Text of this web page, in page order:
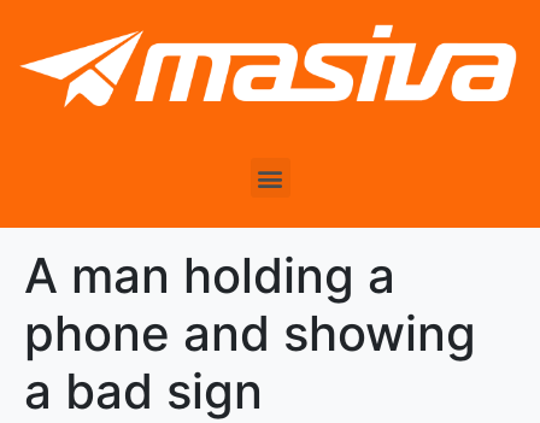
A man holding a
phone and showing
a bad sign